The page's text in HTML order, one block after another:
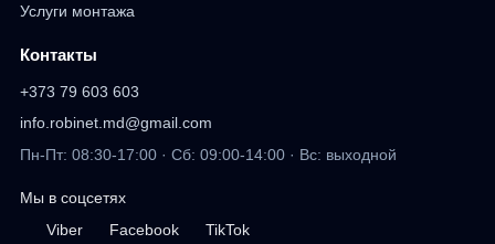
Услуги монтажа
Контакты
+373 79 603 603
info.robinet.md@gmail.com
Пн-Пт: 08:30-17:00 · Сб: 09:00-14:00 · Вс: выходной
Мы в соцсетях
Viber
Facebook TikTok